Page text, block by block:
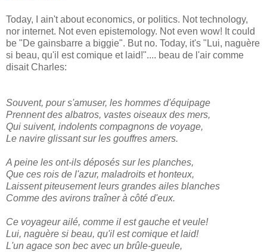
Today, I ain't about economics, or politics. Not technology,
nor internet. Not even epistemology. Not even wow! It could
be "De gainsbarre a biggie". But no. Today, it's "Lui, naguère
si beau, qu'il est comique et laid!".... beau de l'air comme
disait Charles:
Souvent, pour s'amuser, les hommes d'équipage
Prennent des albatros, vastes oiseaux des mers,
Qui suivent, indolents compagnons de voyage,
Le navire glissant sur les gouffres amers.
A peine les ont-ils déposés sur les planches,
Que ces rois de l'azur, maladroits et honteux,
Laissent piteusement leurs grandes ailes blanches
Comme des avirons traîner à côté d'eux.
Ce voyageur ailé, comme il est gauche et veule!
Lui, naguère si beau, qu'il est comique et laid!
L'un agace son bec avec un brûle-gueule,